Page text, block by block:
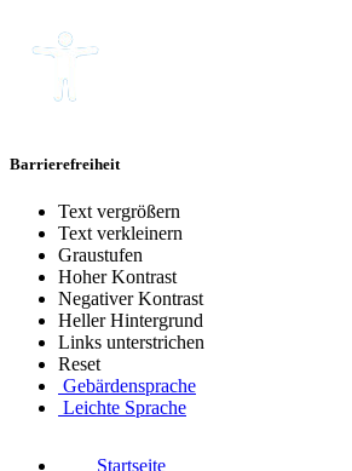
Barrierefreiheit
Text vergrößern
Text verkleinern
Graustufen
Hoher Kontrast
Negativer Kontrast
Heller Hintergrund
Links unterstrichen
Reset
Gebärdensprache
Leichte Sprache
Startseite